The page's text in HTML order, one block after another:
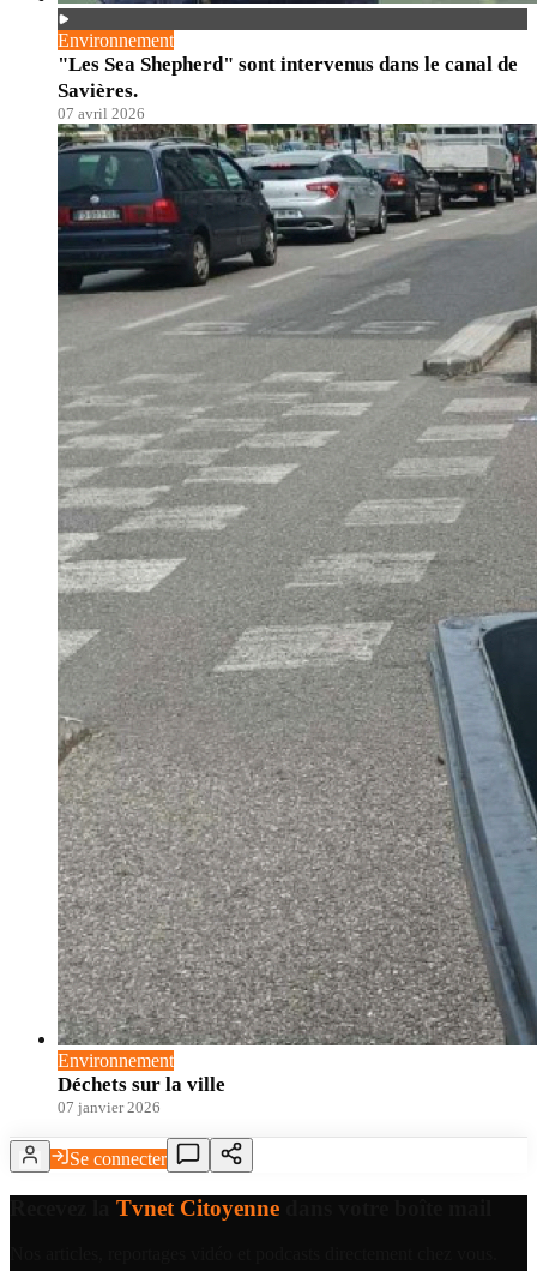
Environnement
"Les Sea Shepherd" sont intervenus dans le canal de
Savières.
07 avril 2026
Environnement
Déchets sur la ville
07 janvier 2026
Se connecter
Tvnet Citoyenne